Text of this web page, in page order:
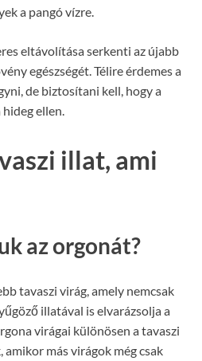
a pangó vízre.
eltávolítása serkenti az újabb
egészségét. Télire érdemes a
de biztosítani kell, hogy a
ellen.
illat, ami
az orgonát?
tavaszi virág, amely nemcsak
illatával is elvarázsolja a
virágai különösen a tavaszi
más virágok még csak